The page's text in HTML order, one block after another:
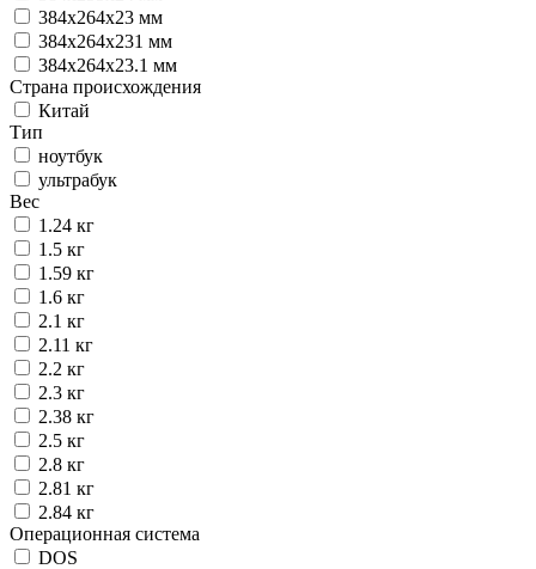
384x264x23 мм
384x264x231 мм
384х264х23.1 мм
Страна происхождения
Китай
Тип
ноутбук
ультрабук
Вес
1.24 кг
1.5 кг
1.59 кг
1.6 кг
2.1 кг
2.11 кг
2.2 кг
2.3 кг
2.38 кг
2.5 кг
2.8 кг
2.81 кг
2.84 кг
Операционная система
DOS